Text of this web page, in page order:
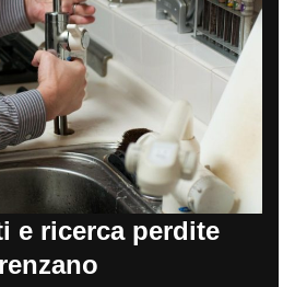
e ricerca perdite